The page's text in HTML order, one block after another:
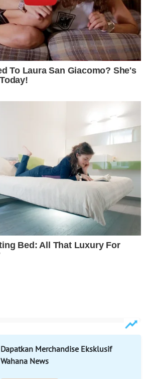
Dapatkan Merchandise Eksklusif
Wahana News